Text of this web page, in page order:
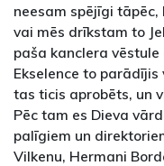
neesam spējīgi
vai mēs drīkstam to
paša kanclera
Ekselence to
tas ticis aprobēts, un
Pēc tam es Dieva
palīgiem un
Vilkenu, Hermani